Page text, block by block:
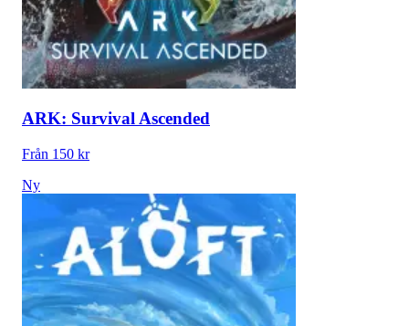
ARK: Survival Ascended
Från 150 kr
Ny